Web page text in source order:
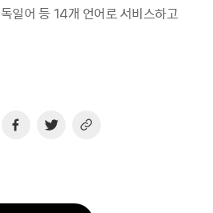
독일어 등 14개 언어로 서비스하고